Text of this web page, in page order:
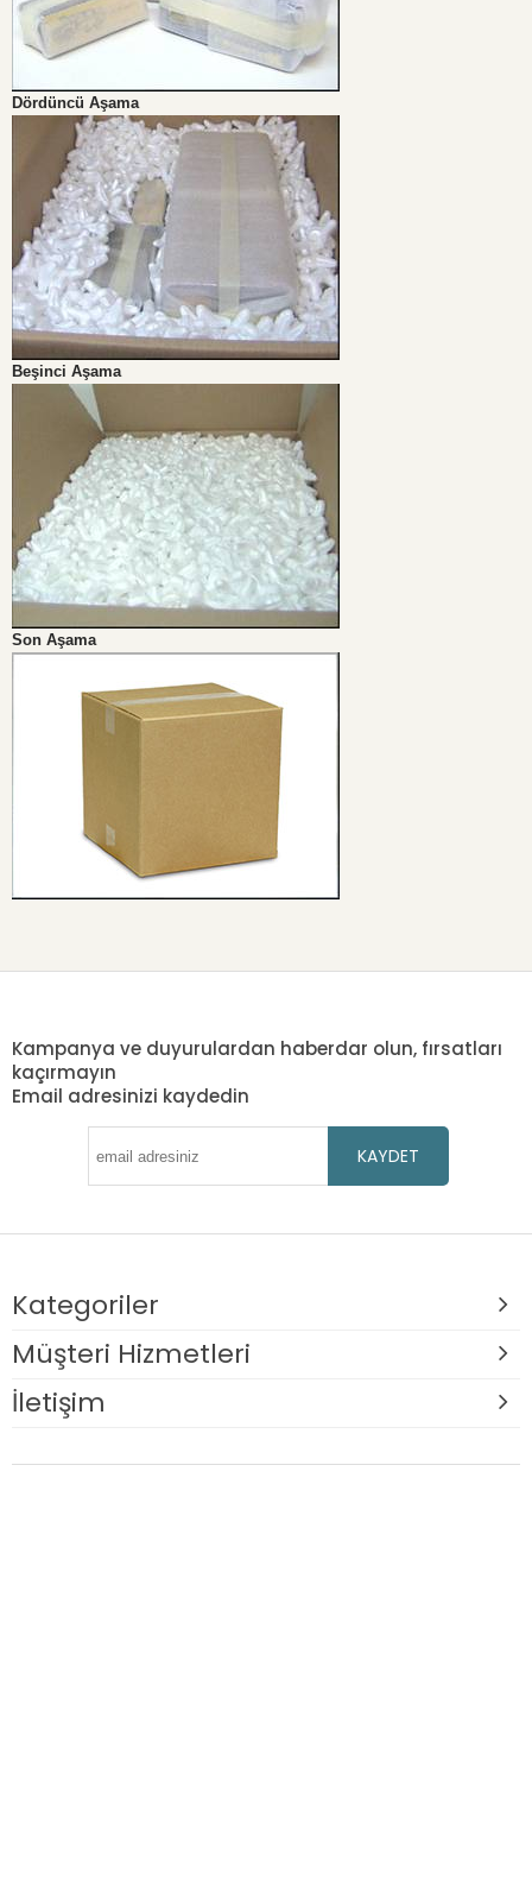
Dördüncü Aşama
Beşinci Aşama
Son Aşama
Kampanya ve duyurulardan haberdar olun, fırsatları
kaçırmayın
Email adresinizi kaydedin
KAYDET
Kategoriler
Müşteri Hizmetleri
İletişim